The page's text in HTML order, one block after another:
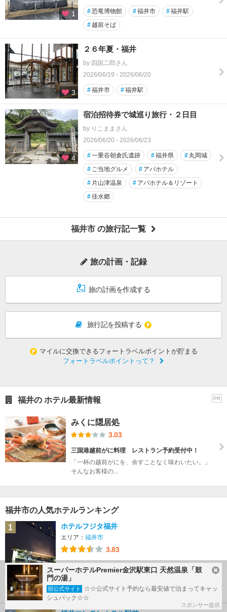
1 #恐竜博物館 #福井市 #福井駅
# 越前そば
3
２６年夏・福井
by 四国二郎さん
2026/06/19 - 2026/06/20
#福井市 #福井駅
4
宿泊招待券で城巡り旅行・２日目
by りこままさん
2026/06/20 - 2026/06/23
#一乗谷朝倉氏遺跡 #福井県 # 丸岡城
# ご当地グルメ # アパホテル
# 片山津温泉 # アパホテル＆リゾート
#佳水郷
福井市 の旅行記一覧
旅の計画・記録
旅の計画を作成する
旅行記を投稿する
マイルに交換できるフォートラベルポイントが貯まる
フォートラベルポイントって？
PR
福井の ホテル最新情報
みくに隠居処
3.03
三国港越前がに料理 レストラン予約受付中！
「一杯の越前がにを、余すことなく味わいたい。」
そんなお客様の...
福井市の人気ホテルランキング
1
ホテルフジタ福井
エリア： 福井市
3.83
最安 9,200円～ 詳細
スーパーホテルPremier金沢駅東口 天然温泉「鼓
門の湯」
宿公式サイト
☆☆公式サイト予約なら最安値で泊まってキャッ
シュバック☆☆
スポンサー提供